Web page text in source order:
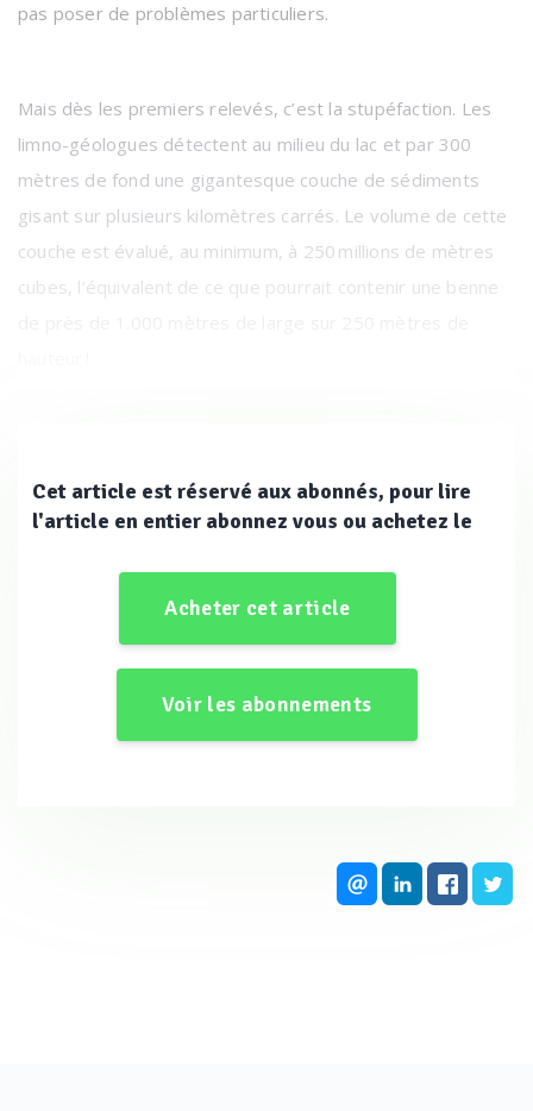
pas poser de problèmes particuliers.
Mais dès les premiers relevés, c’est la stupéfaction. Les
limno-géologues détectent au milieu du lac et par 300
mètres de fond une gigantesque couche de sédiments
gisant sur plusieurs kilomètres carrés. Le volume de cette
couche est évalué, au minimum, à 250 millions de mètres
cubes, l’équivalent de ce que pourrait contenir une benne
plusieurs carottages. Rapidement, une datation au
carbone 14 des échantillons récupérés livre un premier
Cet article est réservé aux abonnés, pour lire
l'article en entier abonnez vous ou achetez le
Acheter cet article
Voir les abonnements